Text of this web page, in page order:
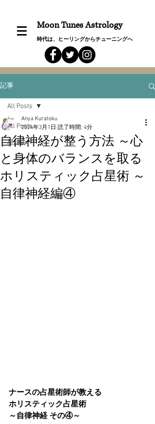
Moon Tunes Astrology
時代は、ヒーリングからチューニングへ
記事
All Posts
星詠み
All Posts
自律神経が整う方法 ～心
と身体のバランスを取る
ホリスティック占星術 ～
自律神経編④
Anya Kuratoku
2024年3月1日 読了時間: 4分
ナースの占星術師が教える
ホリスティック占星術
～自律神経 その④～